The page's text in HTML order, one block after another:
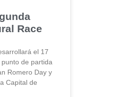
Race
el 17
de partida
Romero Day y
Capital de